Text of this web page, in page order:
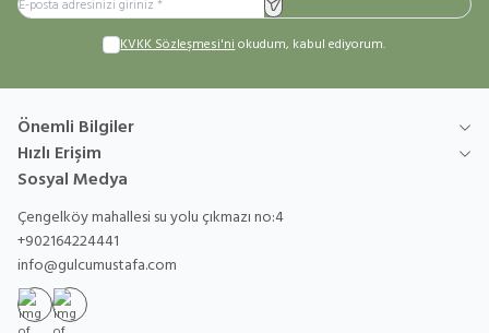
Kayıt Ol
KVKK Sözleşmesi'niokudum, kabul ediyorum.
Önemli Bilgiler
Hızlı Erişim
Sosyal Medya
Çengelköy mahallesi su yolu çıkmazı no:4
+902164224441
info@gulcumustafa.com
İnstagramYoutube